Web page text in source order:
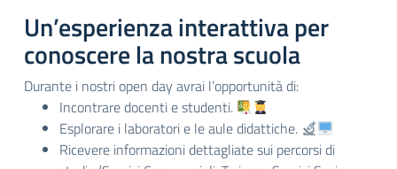
Un’esperienza interattiva per
conoscere la nostra scuola
Durante i nostri open day avrai l’opportunità di:
Incontrare docenti e studenti.
Esplorare i laboratori e le aule didattiche.
Ricevere informazioni dettagliate sui percorsi di